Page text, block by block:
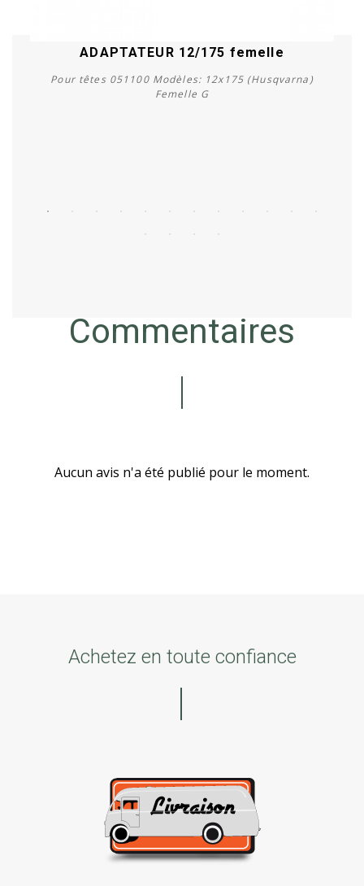
ADAPTATEUR 12/175 femelle
Pour têtes 051100 Modèles: 12x175 (Husqvarna)
Femelle G
Commentaires
Aucun avis n'a été publié pour le moment.
Achetez en toute confiance